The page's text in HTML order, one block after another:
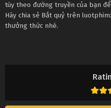
tùy theo đường truyền của bạn
Hãy chia sẻ Bắt quỷ trên
thưởng thức nhé.